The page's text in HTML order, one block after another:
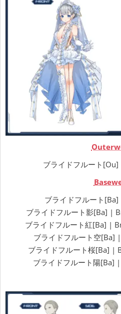
ブライドフルート
ブライドフルート
ブライドフルート影[Ba] |
ブライドフルート紅[Ba] |
ブライドフルート空[Ba]
ブライドフルート桜[Ba] |
ブライドフルート陽[Ba]